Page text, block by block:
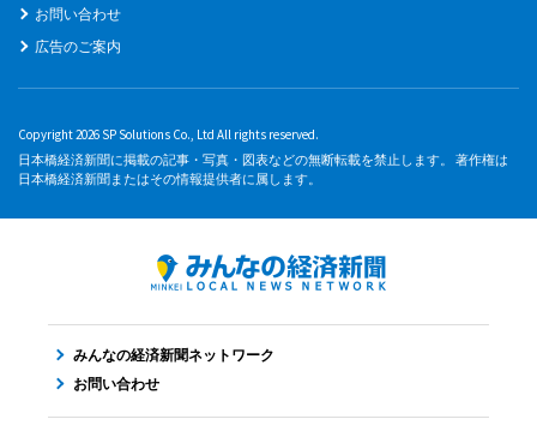
お問い合わせ
広告のご案内
Copyright 2026 SP Solutions Co., Ltd All rights reserved.
日本橋経済新聞に掲載の記事・写真・図表などの無断転載を禁止します。 著作権は
日本橋経済新聞またはその情報提供者に属します。
みんなの経済新聞ネットワーク
お問い合わせ